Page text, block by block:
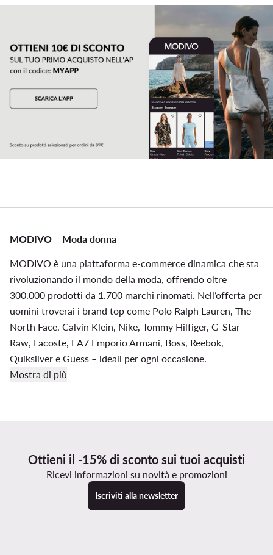
MODIVO – Moda donna
MODIVO è una piattaforma e-commerce dinamica che sta
rivoluzionando il mondo della moda, offrendo oltre
300.000 prodotti da 1.700 marchi rinomati. Nell’offerta per
uomini troverai i brand top come Polo Ralph Lauren, The
North Face, Calvin Klein, Nike, Tommy Hilfiger, G-Star
Raw, Lacoste, EA7 Emporio Armani, Boss, Reebok,
Quiksilver e Guess – ideali per ogni occasione.
Mostra di più
Ottieni il -15% di sconto sui tuoi acquisti
Ricevi informazioni su novità e promozioni
Iscriviti alla newsletter